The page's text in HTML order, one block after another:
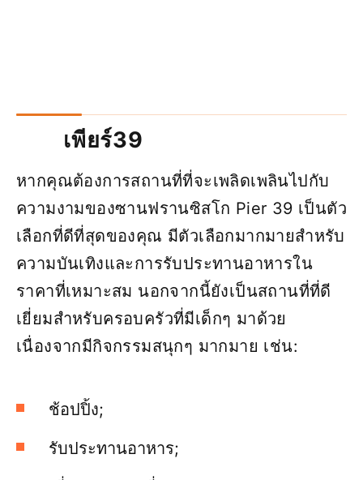
เพียร์39
หากคุณต้องการสถานที่ที่จะเพลิดเพลินไปกับ
ความงามของซานฟรานซิสโก Pier 39 เป็นตัว
เลือกที่ดีที่สุดของคุณ มีตัวเลือกมากมายสำหรับ
ความบันเทิงและการรับประทานอาหารใน
ราคาที่เหมาะสม นอกจากนี้ยังเป็นสถานที่ที่ดี
เยี่ยมสำหรับครอบครัวที่มีเด็กๆ มาด้วย
เนื่องจากมีกิจกรรมสนุกๆ มากมาย เช่น:
ช้อปปิ้ง;
รับประทานอาหาร;